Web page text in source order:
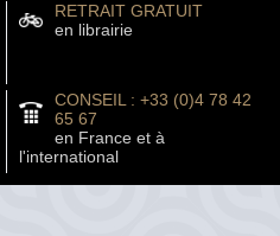
RETRAIT GRATUIT
en librairie
CONSEIL : +33 (0)4 78 42
65 67
en France et à
l'international